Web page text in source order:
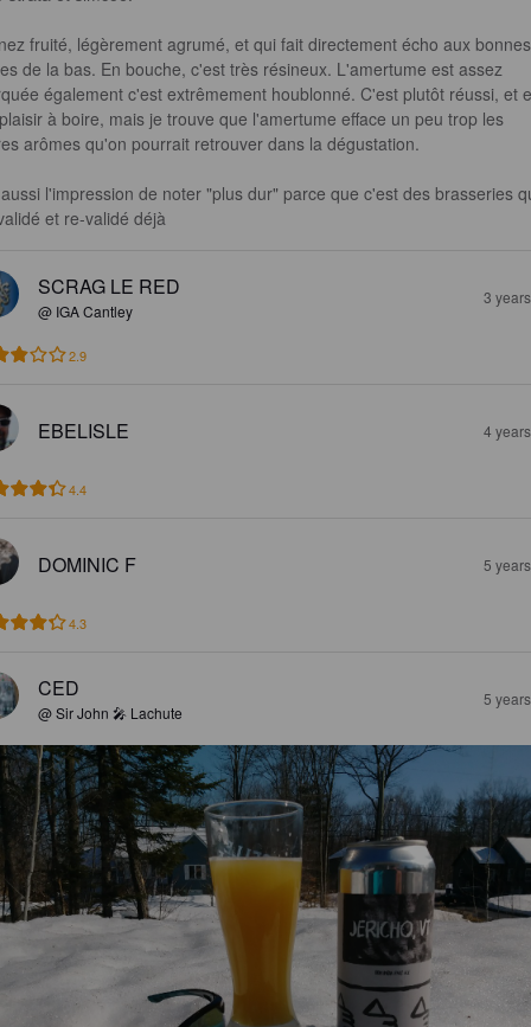
fruité, légèrement agrumé, et qui fait directement écho aux bonnes
de la bas. En bouche, c'est très résineux. L'amertume est assez
également c'est extrêmement houblonné. C'est plutôt réussi, et
à boire, mais je trouve que l'amertume efface un peu trop les
arômes qu'on pourrait retrouver dans la dégustation.
l'impression de noter "plus dur" parce que c'est des brasseries
et re-validé déjà
SCRAG LE RED
@ IGA Cantley
3
2.9
EBELISLE 4
4.4
DOMINIC F 5
4.3
CED
@ Sir John 🎤 Lachute
5